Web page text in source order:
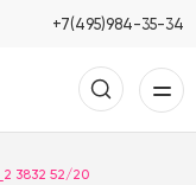
+7(495)984-35-34
3832 52/20